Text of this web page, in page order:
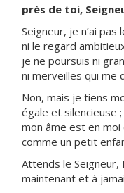
près de toi,
Seigneur, je n’ai
ni le regard
je ne poursuis ni
ni merveilles qui me
Non, mais je tiens
égale et silencieuse ;
mon âme est en moi
comme un petit
Attends le Seigneur,
maintenant et à